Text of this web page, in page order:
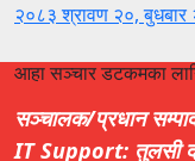
२०८३ श्रावण २०,
आहा सञ्चार डटकमका
सञ्चालक/प्रधान
IT Support: तुलसी